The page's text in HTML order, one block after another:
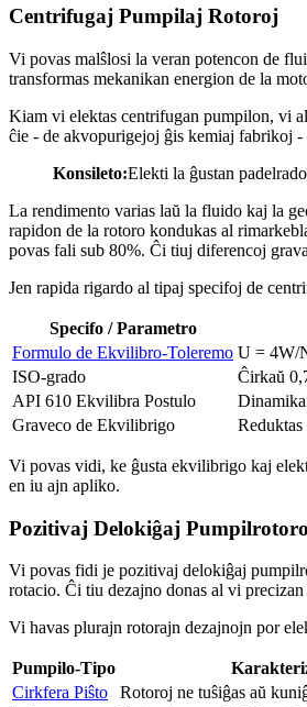
Centrifugaj Pumpilaj Rotoroj
Vi povas malŝlosi la veran potencon de
transformas mekanikan energion de la
Kiam vi elektas centrifugan pumpilon, vi
ĉie - de akvopurigejoj ĝis kemiaj fabrikoj
Konsileto:Elekti la ĝustan
La rendimento varias laŭ la fluido kaj la
rapidon de la rotoro kondukas al
povas fali sub 80%. Ĉi tiuj diferencoj
Jen rapida rigardo al tipaj specifoj de
Specifo / Parametro
Formulo de Ekvilibro-Toleremo U = 4W/
ISO-grado
Ĉirkaŭ
API 610 Ekvilibra Postulo
Graveco de Ekvilibrigo
Vi povas vidi, ke ĝusta ekvilibrigo kaj
en iu ajn apliko.
Pozitivaj Delokiĝaj
Vi povas fidi je pozitivaj delokiĝaj
rotacio. Ĉi tiu dezajno donas al vi
Vi havas plurajn rotorajn dezajnojn por
Pumpilo-Tipo
Cirkfera Piŝto
Rotoroj ne tuŝiĝas aŭ